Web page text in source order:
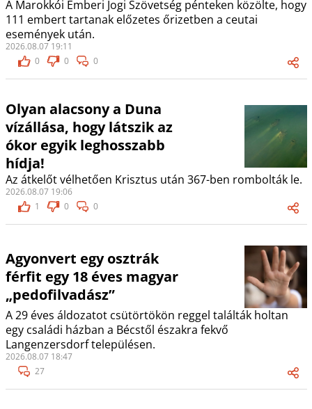
A Marokkói Emberi Jogi Szövetség pénteken közölte, hogy
111 embert tartanak előzetes őrizetben a ceutai
események után.
2026.08.07 19:11
0
0 0
Olyan alacsony a Duna
vízállása, hogy látszik az
ókor egyik leghosszabb
hídja!
Az átkelőt vélhetően Krisztus után 367-ben rombolták le.
2026.08.07 19:06
1
0 0
Agyonvert egy osztrák
férfit egy 18 éves magyar
„pedofilvadász”
A 29 éves áldozatot csütörtökön reggel találták holtan
egy családi házban a Bécstől északra fekvő
Langenzersdorf településen.
2026.08.07 18:47
27